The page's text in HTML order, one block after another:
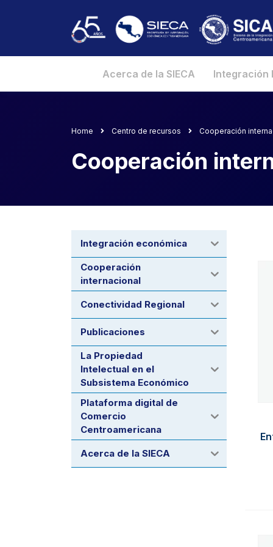
Acerca de la SIECA Integración
Home Centro de recursos Cooperación
Cooperación
Integración económica
Cooperación
internacional
Conectividad Regional
Publicaciones
La Propiedad
Intelectual en el
Subsistema Económico
Plataforma digital de
Comercio
Centroamericana
Acerca de la SIECA